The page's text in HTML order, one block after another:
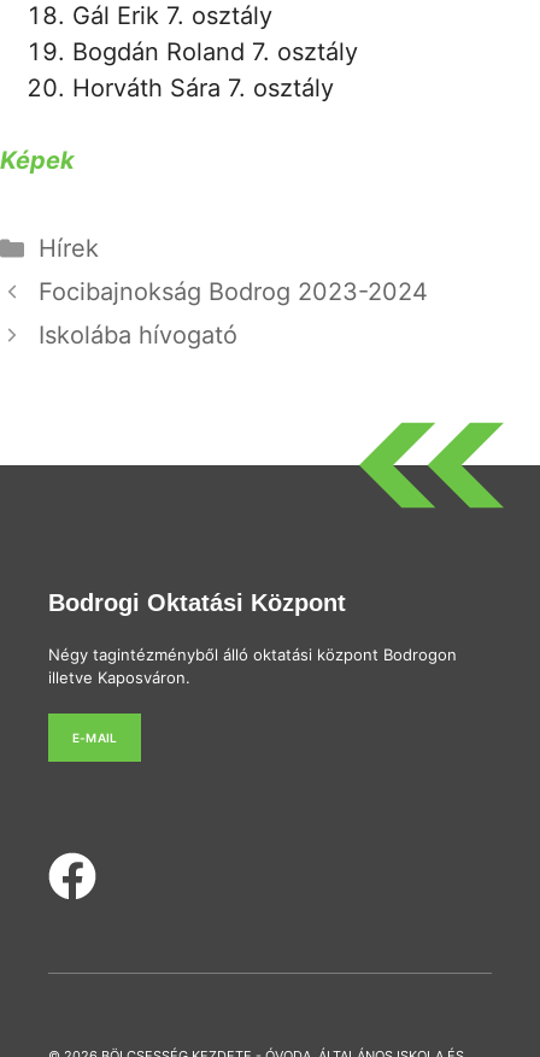
Gál Erik 7. osztály
Bogdán Roland 7. osztály
Horváth Sára 7. osztály
Képek
Kategória
Hírek
Focibajnokság Bodrog 2023-2024
Iskolába hívogató
Bodrogi Oktatási Központ
Négy tagintézményből álló oktatási központ Bodrogon
illetve Kaposváron.
E-MAIL